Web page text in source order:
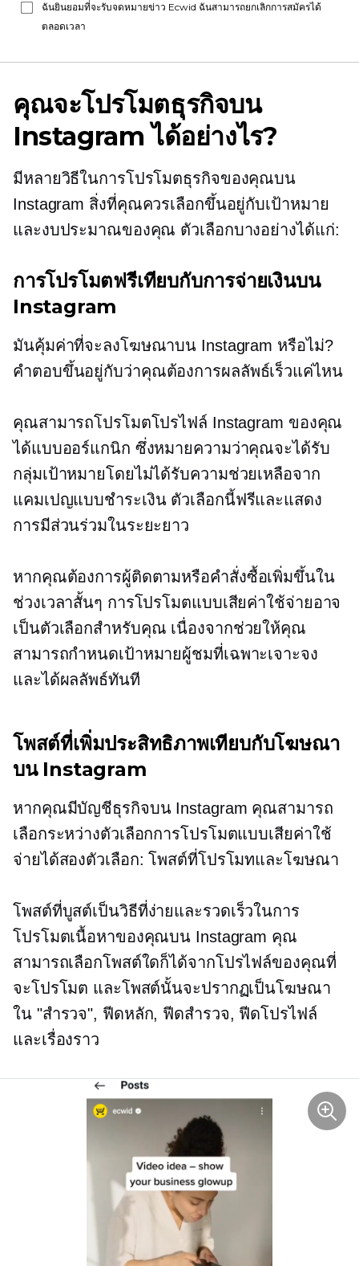
ฉันยินยอมที่จะรับจดหมายข่าว Ecwid ฉันสามารถยกเลิกการสมัครได้
ตลอดเวลา
คุณจะโปรโมตธุรกิจบน
Instagram ได้อย่างไร?
มีหลายวิธีในการโปรโมตธุรกิจของคุณบน
Instagram สิ่งที่คุณควรเลือกขึ้นอยู่กับเป้าหมาย
และงบประมาณของคุณ ตัวเลือกบางอย่างได้แก่:
การโปรโมตฟรีเทียบกับการจ่ายเงินบน
Instagram
มันคุ้มค่าที่จะลงโฆษณาบน Instagram หรือไม่?
คำตอบขึ้นอยู่กับว่าคุณต้องการผลลัพธ์เร็วแค่ไหน
คุณสามารถโปรโมตโปรไฟล์ Instagram ของคุณ
ได้แบบออร์แกนิก ซึ่งหมายความว่าคุณจะได้รับ
กลุ่มเป้าหมายโดยไม่ได้รับความช่วยเหลือจาก
แคมเปญแบบชำระเงิน ตัวเลือกนี้ฟรีและแสดง
การมีส่วนร่วมในระยะยาว
หากคุณต้องการผู้ติดตามหรือคำสั่งซื้อเพิ่มขึ้นใน
ช่วงเวลาสั้นๆ การโปรโมตแบบเสียค่าใช้จ่ายอาจ
เป็นตัวเลือกสำหรับคุณ เนื่องจากช่วยให้คุณ
สามารถกำหนดเป้าหมายผู้ชมที่เฉพาะเจาะจง
และได้ผลลัพธ์ทันที
โพสต์ที่เพิ่มประสิทธิภาพเทียบกับโฆษณา
บน Instagram
หากคุณมีบัญชีธุรกิจบน Instagram คุณสามารถ
เลือกระหว่างตัวเลือกการโปรโมตแบบเสียค่าใช้
จ่ายได้สองตัวเลือก: โพสต์ที่โปรโมทและโฆษณา
โพสต์ที่บูสต์เป็นวิธีที่ง่ายและรวดเร็วในการ
โปรโมตเนื้อหาของคุณบน Instagram คุณ
สามารถเลือกโพสต์ใดก็ได้จากโปรไฟล์ของคุณที่
จะโปรโมต และโพสต์นั้นจะปรากฏเป็นโฆษณา
ใน "สำรวจ", ฟีดหลัก, ฟีดสำรวจ, ฟีดโปรไฟล์
และเรื่องราว